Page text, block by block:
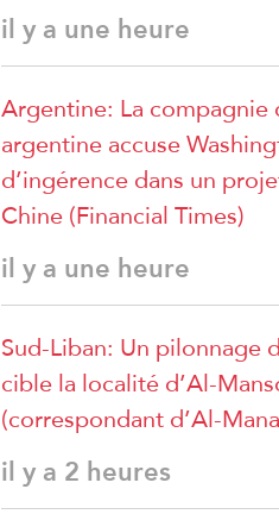
il y a une heure
Argentine: La compagnie
argentine accuse
d’ingérence dans un
Chine (Financial Times)
il y a une heure
Sud-Liban: Un pilonnage
cible la localité d’Al-
(correspondant d’Al-
il y a 2 heures